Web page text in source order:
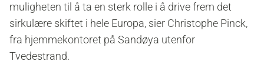
muligheten til å ta en sterk rolle i å drive frem det
sirkulære skiftet i hele Europa, sier Christophe Pinck,
fra hjemmekontoret på Sandøya utenfor
Tvedestrand.